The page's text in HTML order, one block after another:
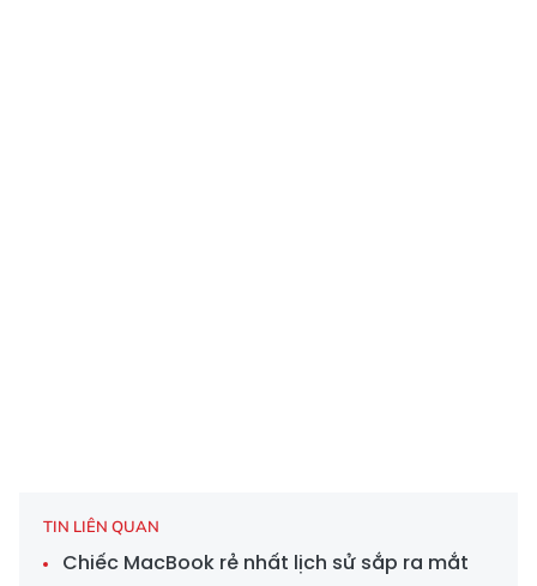
TIN LIÊN QUAN
Chiếc MacBook rẻ nhất lịch sử sắp ra mắt